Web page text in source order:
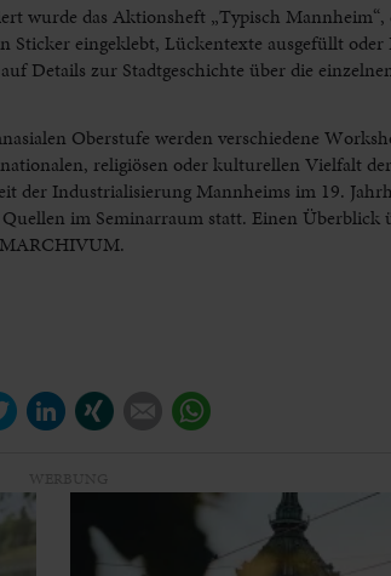
das Aktionsheft „Typisch Mannheim“,
eingeklebt, Lückentexte ausgefüllt oder
Details zur Stadtgeschichte über die
Oberstufe werden verschiedene
religiösen oder kulturellen Vielfalt
der Industrialisierung Mannheims im 19.
im Seminarraum statt. Einen Überblick
MARCHIVUM.
TwitterLinkedIn E-mail